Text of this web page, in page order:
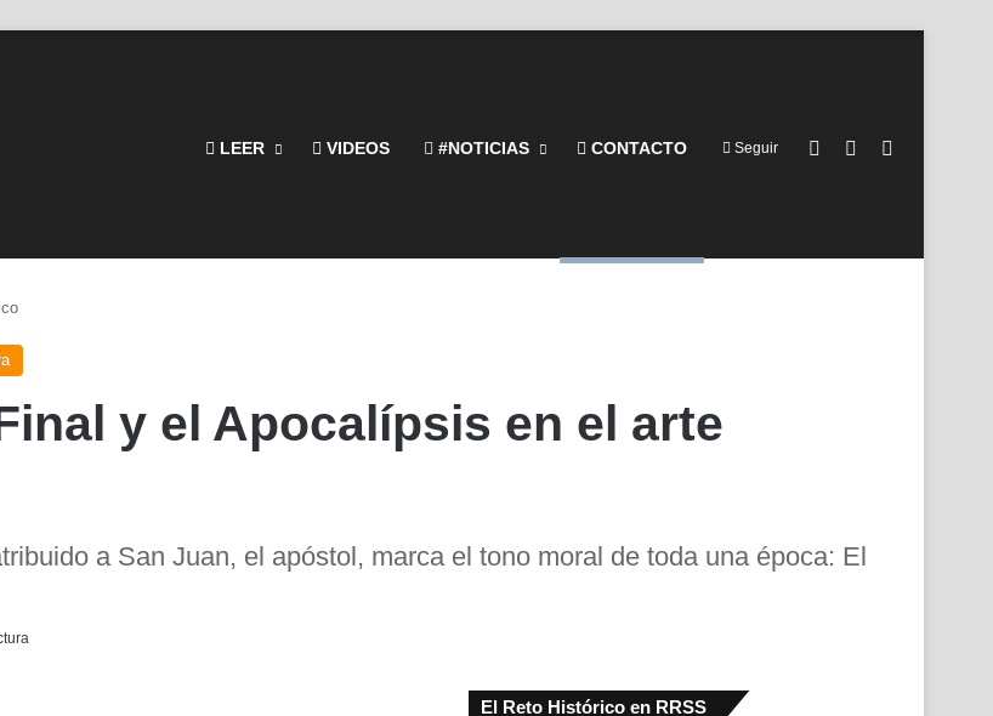
LEER VIDEOS #NOTICIAS CONTACTO Seguir Barra lateral
Switch skin
y el Apocalípsis en el arte
a San Juan, el apóstol, marca el tono moral de toda una época: El
El Reto Histórico en RRSS